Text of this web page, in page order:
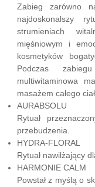
Zabieg zarówno
najdoskonalszy
strumieniach
mięśniowym i
kosmetyków
Podczas
multiwitaminowa
masażem całego
AURABSOLU
Rytuał
przebudzenia.
HYDRA-FLORAL
Rytuał nawilżający
HARMONIE CALM
Powstał z myślą o